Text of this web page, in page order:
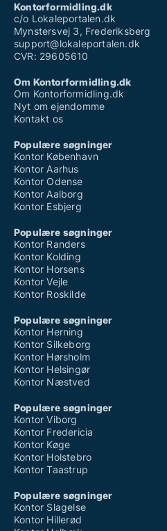
Kontorformidling.dk
c/o Lokaleportalen.dk
Mynstersvej 3, Frederiksberg
support@lokaleportalen.dk
CVR: 29605610
Om Kontorformidling.dk
Om Kontorformidling.dk
Nyt om ejendomme
Kontakt os
Populære søgninger
Kontor København
Kontor Aarhus
Kontor Odense
Kontor Aalborg
Kontor Esbjerg
Populære søgninger
Kontor Randers
Kontor Kolding
Kontor Horsens
Kontor Vejle
Kontor Roskilde
Populære søgninger
Kontor Herning
Kontor Silkeborg
Kontor Hørsholm
Kontor Helsingør
Kontor Næstved
Populære søgninger
Kontor Viborg
Kontor Fredericia
Kontor Køge
Kontor Holstebro
Kontor Taastrup
Populære søgninger
Kontor Slagelse
Kontor Hillerød